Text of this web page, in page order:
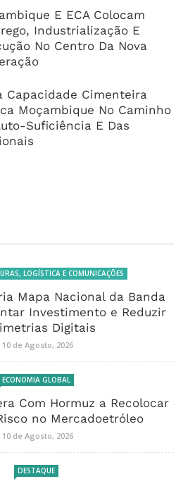
E ECA Colocam
Industrialização E
No Centro Da Nova
Capacidade Cimenteira
Moçambique No Caminho
Suficiência E Das
LOGÍSTICA E COMUNICAÇÕES
Mapa Nacional da Banda
Investimento e Reduzir
Digitais
10 de Agosto, 2026
ECONOMIA GLOBAL
Com Hormuz a Recolocar
no Mercadoetróleo
10 de Agosto, 2026
DESTAQUE